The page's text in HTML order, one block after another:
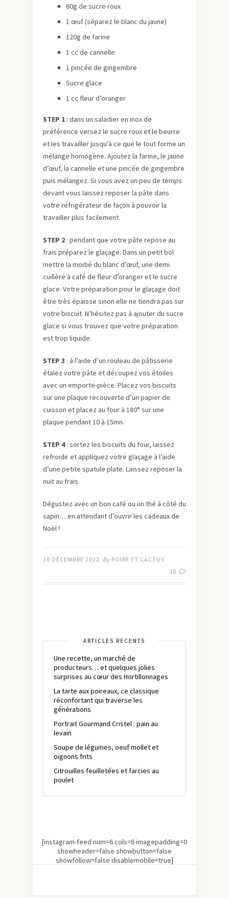
60g de sucre roux
1 œuf (séparez le blanc du jaune)
120g de farine
1 cc de cannelle
1 pincée de gingembre
Sucre glace
1 cc fleur d’oranger
STEP 1 : dans un saladier en inox de
préférence versez le sucre roux et le beurre
et les travailler jusqu’à ce que le tout forme un
mélange homogène. Ajoutez la farine, le jaune
d’œuf, la cannelle et une pincée de gingembre
puis mélangez. Si vous avez un peu de temps
devant vous laissez reposer la pâte dans
votre réfrigérateur de façon à pouvoir la
travailler plus facilement.
STEP 2 : pendant que votre pâte repose au
frais préparez le glaçage. Dans un petit bol
mettre la moitié du blanc d’œuf, une demi
cuillère à café de fleur d’oranger et le sucre
glace. Votre préparation pour le glaçage doit
être très épaisse sinon elle ne tiendra pas sur
votre biscuit. N’hésitez pas à ajouter du sucre
glace si vous trouvez que votre préparation
est trop liquide.
STEP 3 : à l’aide d’un rouleau de pâtisserie
étalez votre pâte et découpez vos étoiles
avec un emporte-pièce. Placez vos biscuits
sur une plaque recouverte d’un papier de
cuisson et placez au four à 180° sur une
plaque pendant 10 à 15mn.
STEP 4: sortez les biscuits du four, laissez
refroidir et appliquez votre glaçage à l’aide
d’une petite spatule plate. Laissez reposer la
nuit au frais.
Dégustez avec un bon café ou un thé à côté du
sapin… en attendant d’ouvrir les cadeaux de
Noël !
18 DÉCEMBRE 2012 By POIRE ET CACTUS
10
ARTICLES RÉCENTS
Une recette, un marché de
producteurs… et quelques jolies
surprises au cœur des Hortillonnages
La tarte aux poireaux, ce classique
réconfortant qui traverse les
générations
Portrait Gourmand Cristel : pain au
levain
Soupe de légumes, oeuf mollet et
oignons frits
Citrouilles feuilletées et farcies au
poulet
[instagram-feed num=6 cols=6 imagepadding=0
showheader=false showbutton=false
showfollow=false disablemobile=true]